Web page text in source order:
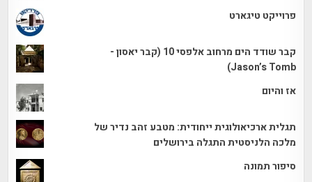
פרוייקט טיגארט
קבר שודד הים מרחוב אלפסי 10 (קבר יאסון -
Jason’s Tomb)
אז והיום
תגלית ארכיאולוגית ייחודית: מטבע זהב נדיר של
מלכה הלניסטית התגלה בירושלים
סיפור תמונה